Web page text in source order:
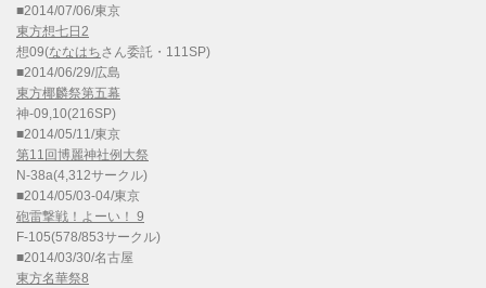
■2014/07/06/東京
東方想七日2
想09(ななはちさん委託・111SP)
■2014/06/29/広島
東方椰麟祭第五幕
神-09,10(216SP)
■2014/05/11/東京
第11回博麗神社例大祭
N-38a(4,312サークル)
■2014/05/03-04/東京
砲雷撃戦！よーい！ 9
F-105(578/853サークル)
■2014/03/30/名古屋
東方名華祭8